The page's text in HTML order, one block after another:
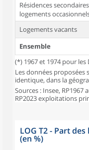
Résidences
logements
Logements vacants
Ensemble
(*) 1967 et 1974 pour les
Les données
identique, dans la
Sources : Insee, RP1967
RP2023 exploitations
LOG T2 - Part
(en %)